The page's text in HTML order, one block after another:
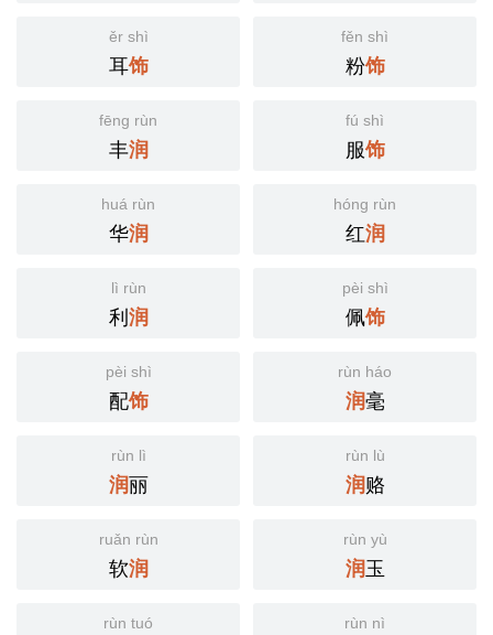
ěr shì
耳饰
fěn shì
粉饰
fēng rùn
丰润
fú shì
服饰
huá rùn
华润
hóng rùn
红润
lì rùn
利润
pèi shì
佩饰
pèi shì
配饰
rùn háo
润毫
rùn lì
润丽
rùn lù
润赂
ruǎn rùn
软润
rùn yù
润玉
rùn tuó rùn nì